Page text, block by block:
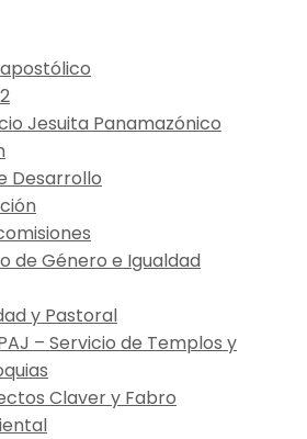
Jesuita Panamazónico
Desarrollo
de Género e Igualdad
y Pastoral
– Servicio de Templos y
Claver y Fabro